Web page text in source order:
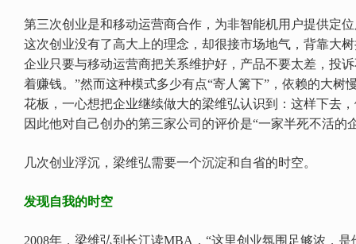
第三次创业是和移动运营商合作，为非智能机用户提供定
这次创业没有了高大上的理念，却很接市场地气，背靠大
企业只要与移动运营商把关系维护好，产品不要太差，投
着赚钱。”然而这种模式多少有点“寄人篱下”，依赖的大树
花板，一心想把企业继续做大的梁维弘认识到：这样下去
因此他对自己创办的第三家公司的评价是“一家半死不活的
几次创业浮沉，梁维弘需要一个沉淀和自省的时空。
发现自我的时空
2008年，梁维弘到长江读MBA，“这里创业氛围足够浓，